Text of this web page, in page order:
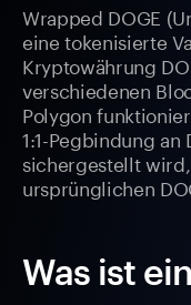
Wrapped DOGE
eine tokenisierte
Kryptowährung
verschiedenen
Polygon
1:1-Pegbindung
sichergestellt
ursprünglichen
Was ist